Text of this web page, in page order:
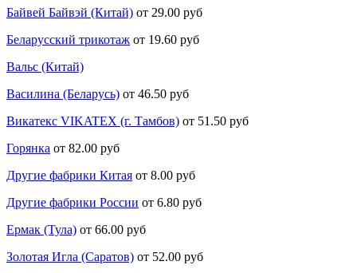
Байвей Байвэй (Китай) от 29.00 руб
Беларусский трикотаж от 19.60 руб
Вальс (Китай)
Василина (Беларусь) от 46.50 руб
Викатекс VIKATEX (г. Тамбов) от 51.50 руб
Горянка от 82.00 руб
Другие фабрики Китая от 8.00 руб
Другие фабрики России от 6.80 руб
Ермак (Тула) от 66.00 руб
Золотая Игла (Саратов) от 52.00 руб